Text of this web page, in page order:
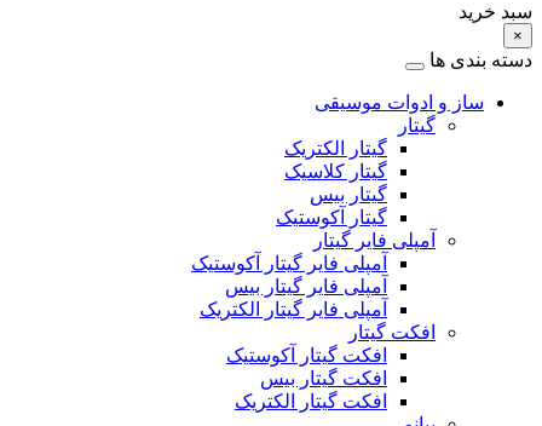
سبد خرید
×
دسته بندی ها
ساز و ادوات موسیقی
گیتار
گیتار الکتریک
گیتار کلاسیک
گیتار بیس
گیتار آکوستیک
آمپلی فایر گیتار
آمپلی فایر گیتار آکوستیک
آمپلی فایر گیتار بیس
آمپلی فایر گیتار الکتریک
افکت گیتار
افکت گیتار آکوستیک
افکت گیتار بیس
افکت گیتار الکتریک